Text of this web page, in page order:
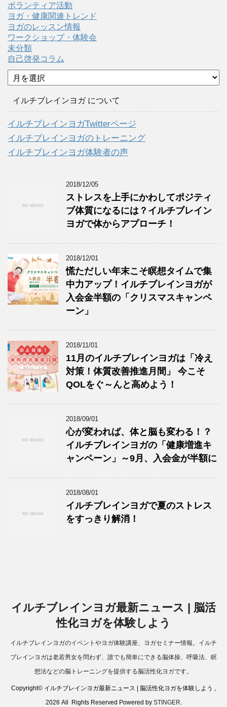
ボランティア活動
ヨガ・健康関連トレンド
ヨガのレッスン情報
ワークショップ・体験会
未分類
自己啓発コラム
ア
ー
イルチブレインヨガ について
イルチブレインヨガTwitterページ
イルチブレインヨガのトレーニング
イルチブレインヨガ体験者の声
2018/12/05
ストレスを上手にかわしてポジティ
ブ体質になるには？イルチブレイン
ヨガで体からアプローチ！
2018/12/01
慌ただしい年末こそ瞑想タイムで集
中力アップ！イルチブレインヨガが
入会金半額の「クリスマスキャンペ
ーン」
2018/11/01
11月のイルチブレインヨガは「冷え
対策！体質改善推進月間」 今こそ
QOLをぐ～んと高めよう！
2018/09/01
心が変われば、体と脳も変わる！？
イルチブレインヨガの「健康増進キ
ャンペーン」～9月、入会金が半額に
2018/08/01
イルチブレインヨガで夏のストレス
をすっきり解消！
イルチブレインヨガ最新ニュース | 脳活
性化ヨガを体験しよう
イルチブレインヨガのイベントやヨガ体験講座、ヨガセミナー情報。イルチ
ブレインヨガは老若男女を問わず、誰でも簡単にできる脳体操、呼吸法、瞑
想法などの脳トレーニングを提供する脳活性化ヨガです。
Copyright© イルチブレインヨガ最新ニュース | 脳活性化ヨガを体験しよう ,
2026 All Rights Reserved Powered by STINGER